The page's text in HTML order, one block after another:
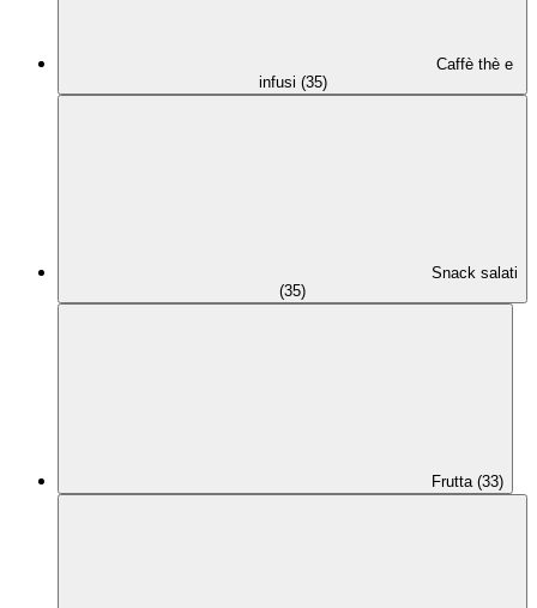
Caffè thè e
infusi (35)
Snack salati
(35)
Frutta (33)